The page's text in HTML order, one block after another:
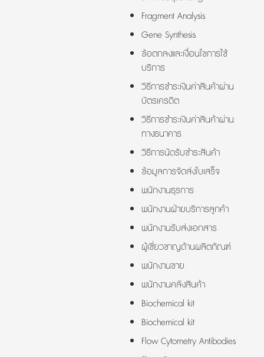
Fragment Analysis
Gene Synthesis
ข้อตกลงและเงื่อนไขการใช้
บริการ
วิธีการชำระเงินค่าสินค้าผ่าน
บัตรเครดิต
วิธีการชำระเงินค่าสินค้าผ่าน
ทางธนาคาร
วิธีการนัดรับชำระสินค้า
ข้อมูลการจัดส่งใบเสร็จ
พนักงานธุรการ
พนักงานฝ่ายบริการลูกค้า
พนักงานรับส่งเอกสาร
ผู้เชี่ยวชาญด้านผลิตภัณฑ์
พนักงานขาย
พนักงานคลังสินค้า
Biochemical kit
Biochemical kit
Flow Cytometry Antibodies